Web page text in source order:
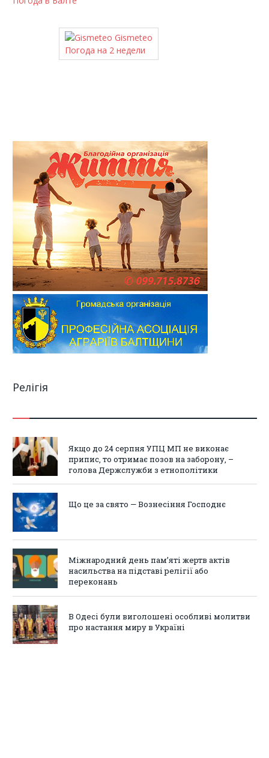
Gismeteo
Погода на 2 недели
Релігія
Якщо до 24 серпня УПЦ МП не виконає
припис, то отримає позов на заборону, –
голова Держслужби з етнополітики
Що це за свято — Вознесіння Господнє
Міжнародний день пам’яті жертв актів
насильства на підставі релігії або
переконань
В Одесі були виголошені особливі молитви
про настання миру в Україні